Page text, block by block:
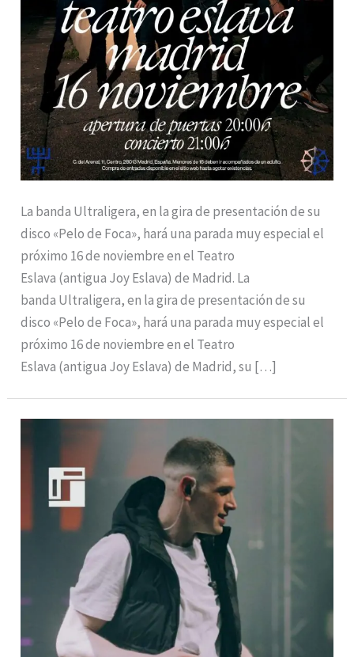
La banda Ultraligera, en la gira de presentación de su
disco «Pelo de Foca», hará una parada muy especial el
próximo 16 de noviembre en el Teatro
Eslava (antigua Joy Eslava) de Madrid. La
banda Ultraligera, en la gira de presentación de su
disco «Pelo de Foca», hará una parada muy especial el
próximo 16 de noviembre en el Teatro
Eslava (antigua Joy Eslava) de Madrid, su […]